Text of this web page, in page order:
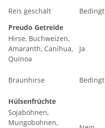
Reis geschält
Bedingt
Preudo Getreide
Hirse, Buchweizen,
Amaranth, Canihua,
Quinoa
Ja
Braunhirse Bedingt
Hülsenfrüchte
Sojabohnen,
Mungobohnen,